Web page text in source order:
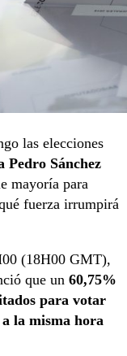
las elecciones
Pedro Sánchez
mayoría para
fuerza irrumpirá
(18H00 GMT),
que un 60,75%
para votar
la misma hora